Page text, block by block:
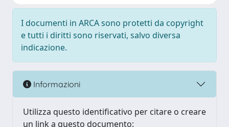
I documenti in ARCA sono protetti da copyright
e tutti i diritti sono riservati, salvo diversa
indicazione.
Informazioni
Utilizza questo identificativo per citare o creare
un link a questo documento: